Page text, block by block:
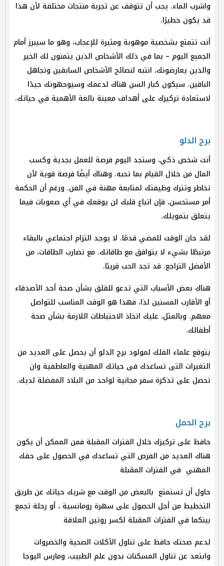
واشرب الماء. يجب أن تتوقف عن تجربة منتجات مختلفة لأن هذا
قد يكون خطيرًا.
أنت تتمتع بشخصية موهوبة ومثيرة للإعجاب، وهو ما سيبرز أمام
الجميع اليوم – بما في ذلك الأشخاص الذين يتمنون لك الخير
والذين يعارضونك، انتبه لنصائح الأشخاص السابقين وتجاهل
الباقين. سيكون كبار السن هناك لدعمك وسيوجهونك جيدًا
لاستعادة تركيزك على أهداف معينة بالغة الأهمية في حياتك.
برج الدلو
أنت شخص ذكي، وستجد اليوم فرصة للعمل بجدية وكسب
المال من خلال القيام بما تحبه. وهناك أيضًا فرصة قوية لأن
تخاطر وتترك وظيفتك لمتابعة مهنة في الفن. ورغم أن الحكمة
أمر مستحسن، فإن اتباع قلبك لن يوقعك في أي صعوبات فيما
يتعلق بتمويلك.
لقد حان الوقت للمضي قدمًا. لا يوجد التزام اجتماعي بالبقاء
مرتبطًا بشيء لا يتوافق مع طاقاتك. مع تضارب الطاقات، من
الأفضل التراجع. قد تجد الحب قريبًا.
هناك بعض الأسباب التي تدعو للقلق بشأن صحة أحد الأصدقاء
أو الأقارب المسنين لذا، فهذا هو الوقت المناسب للتواصل
معهم. وبالمثل، عليك اتخاذ الاحتياطات اللازمة بشأن صحة
أطفالك.
يتوقع علماء الفلك لمولود برج الدلو أن يحصل على العديد من
التغيرات التى تساعدك فى حياتك المهنية والعاطفية وان
تحصل على تذكرة سفر مجانية لواحد من البلاد المفضلة لديك.
برج الحمل
حافظ على تركيزك خلال الفترات المقبلة فمن الممكن أن يكون
هناك العديد من الفرص التي تساعدك في الحصول على حقك
المهني في الفترات المقبلة
حاول أن تستمتع بالبعض من الوقت مع شريك حياتك عن طريق
التخطيط من أجل الحصول على سهرة رومانسية ، أو رحلة تجمع
بينكما في الفترات المقبلة لكسر روتين العلاقة
لدعم صحتك حافظ على تناول الأكلات الصحية والخضروات
وابتعد عن تناول المسكنات بدون علم الطبيب، ومارس اليوجا